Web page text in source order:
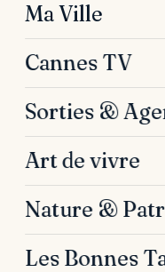
Ma Ville
Cannes TV
Sorties &
Art de vivre
Nature &
Les Bonnes
Beyoncé enflamme le
SuperBowl !